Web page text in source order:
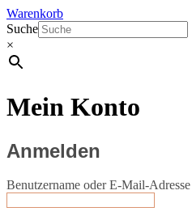
Warenkorb
Suche
×
Mein Konto
Anmelden
Benutzername oder E-Mail-Adresse